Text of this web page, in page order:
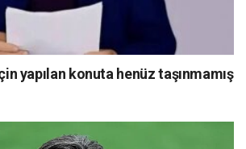
yapılan konuta henüz taşınmamış